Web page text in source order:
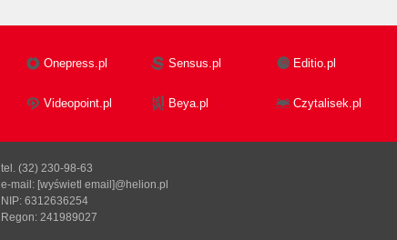
Onepress.pl Sensus.pl Editio.pl
Videopoint.pl Beya.pl Czytalisek.pl
tel. (32) 230-98-63
e-mail: [wyświetl email]@helion.pl
NIP: 6312636254
Regon: 241989027